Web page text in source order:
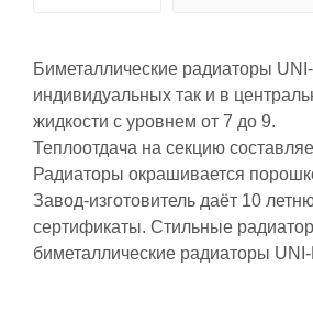
Биметаллические радиаторы
индивидуальных так и в
жидкости с уровнем от 7 до 9.
Теплоотдача на секцию
Радиаторы окрашивается
Завод-изготовитель даёт 10
сертификаты. Стильные
биметаллические радиаторы